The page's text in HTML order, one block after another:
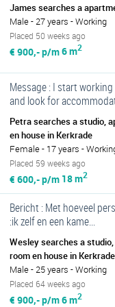
James searches a
Male - 27 years - Working
Placed 50 weeks ago
€ 900,- p/m6 m2
Message : I start
and look for
Petra searches a studio,
en house in Kerkrade
Female - 17 years -
Placed 59 weeks ago
€ 600,- p/m 18 m2
Bericht : Met hoeveel
:ik zelf en een kame...
Wesley searches a
room en house in Kerkrade
Male - 25 years - Working
Placed 64 weeks ago
€ 900,- p/m6 m2